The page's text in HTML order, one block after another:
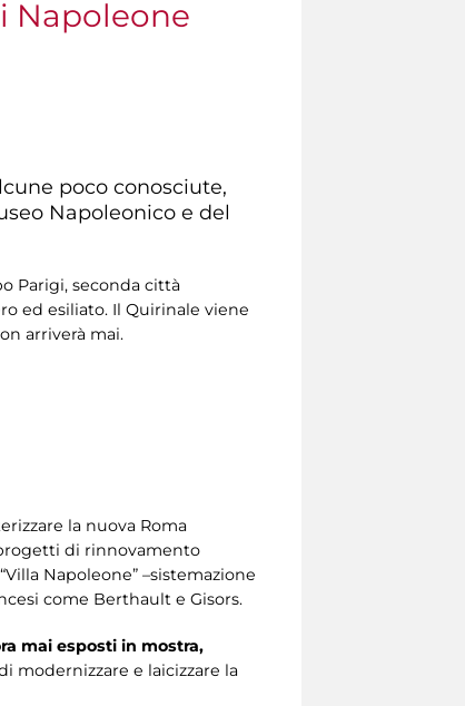
Napoleone
poco conosciute,
Napoleonico e del
Parigi, seconda città
ed esiliato. Il Quirinale viene
arriverà mai.
la nuova Roma
di rinnovamento
Napoleone” –sistemazione
come Berthault e Gisors.
mai esposti in mostra,
modernizzare e laicizzare la